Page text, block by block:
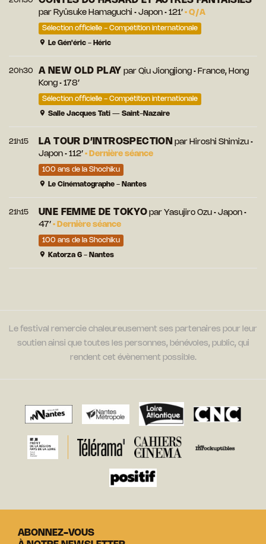
par Ryûsuke Hamaguchi • Japon • 121’ • Q/A
Sélection officielle - Compétition internationale
Le Gén'éric - Héric
20h30 A NEW OLD PLAY par Qiu Jiongjiong• France, Hong
Kong • 178’
Sélection officielle - Compétition internationale
Salle Jacques Tati — Saint-Nazaire
21h15 LA TOUR D’INTROSPECTION par Hiroshi Shimizu •
Japon • 112’ • Dernière séance
100 ans de la Shochiku
Le Cinématographe - Nantes
21h15 UNE FEMME DE TOKYO par Yasujiro Ozu • Japon •
47’ • Dernière séance
100 ans de la Shochiku
Katorza 6 - Nantes
Le festival remercie chaleureusement ses partenaires pour leur
soutien ainsi que toutes les personnes, bénévoles, public, qui
rendent cet évènement possible.
ABONNEZ-VOUS